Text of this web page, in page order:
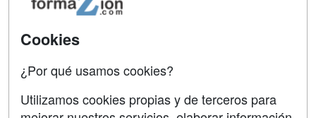
Contactar
Cookies
¿Por qué usamos cookies?
Utilizamos cookies propias y de terceros para